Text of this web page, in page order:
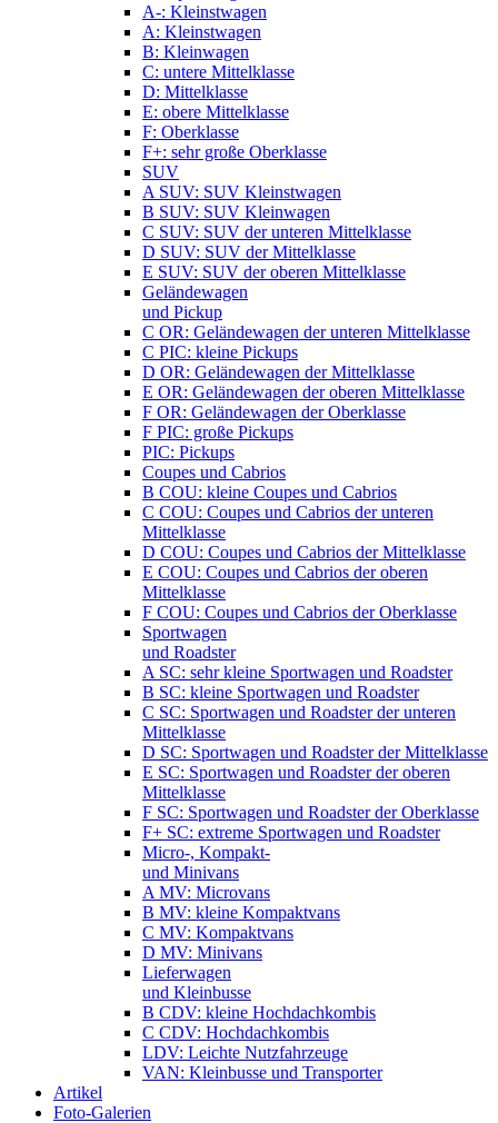
A-: Kleinstwagen
A: Kleinstwagen
B: Kleinwagen
C: untere Mittelklasse
D: Mittelklasse
E: obere Mittelklasse
F: Oberklasse
F+: sehr große Oberklasse
SUV
A SUV: SUV Kleinstwagen
B SUV: SUV Kleinwagen
C SUV: SUV der unteren Mittelklasse
D SUV: SUV der Mittelklasse
E SUV: SUV der oberen Mittelklasse
Geländewagen
und Pickup
C OR: Geländewagen der unteren Mittelklasse
C PIC: kleine Pickups
D OR: Geländewagen der Mittelklasse
E OR: Geländewagen der oberen Mittelklasse
F OR: Geländewagen der Oberklasse
F PIC: große Pickups
PIC: Pickups
Coupes und Cabrios
B COU: kleine Coupes und Cabrios
C COU: Coupes und Cabrios der unteren
Mittelklasse
D COU: Coupes und Cabrios der Mittelklasse
E COU: Coupes und Cabrios der oberen
Mittelklasse
F COU: Coupes und Cabrios der Oberklasse
Sportwagen
und Roadster
A SC: sehr kleine Sportwagen und Roadster
B SC: kleine Sportwagen und Roadster
C SC: Sportwagen und Roadster der unteren
Mittelklasse
D SC: Sportwagen und Roadster der Mittelklasse
E SC: Sportwagen und Roadster der oberen
Mittelklasse
F SC: Sportwagen und Roadster der Oberklasse
F+ SC: extreme Sportwagen und Roadster
Micro-, Kompakt-
und Minivans
A MV: Microvans
B MV: kleine Kompaktvans
C MV: Kompaktvans
D MV: Minivans
Lieferwagen
und Kleinbusse
B CDV: kleine Hochdachkombis
C CDV: Hochdachkombis
LDV: Leichte Nutzfahrzeuge
VAN: Kleinbusse und Transporter
Artikel
Foto-Galerien